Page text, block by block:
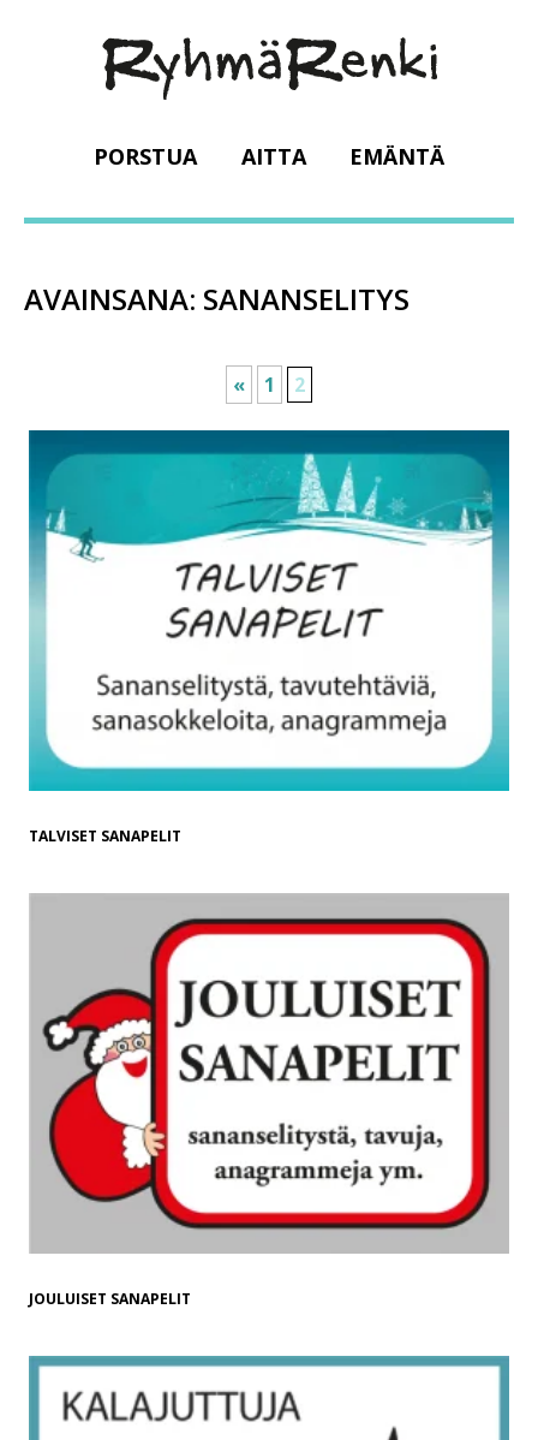
PORSTUA AITTA EMÄNTÄ
AVAINSANA: SANANSELITYS
« 1 2
TALVISET SANAPELIT
JOULUISET SANAPELIT